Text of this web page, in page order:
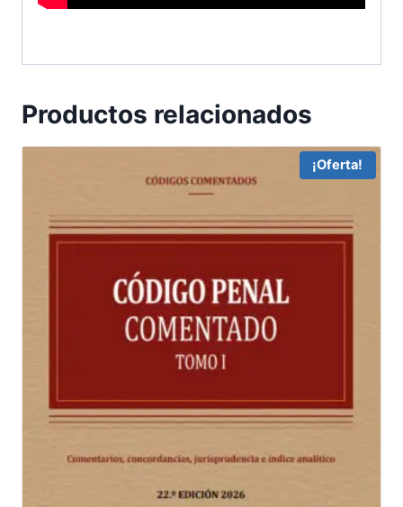
Productos relacionados
¡Oferta!